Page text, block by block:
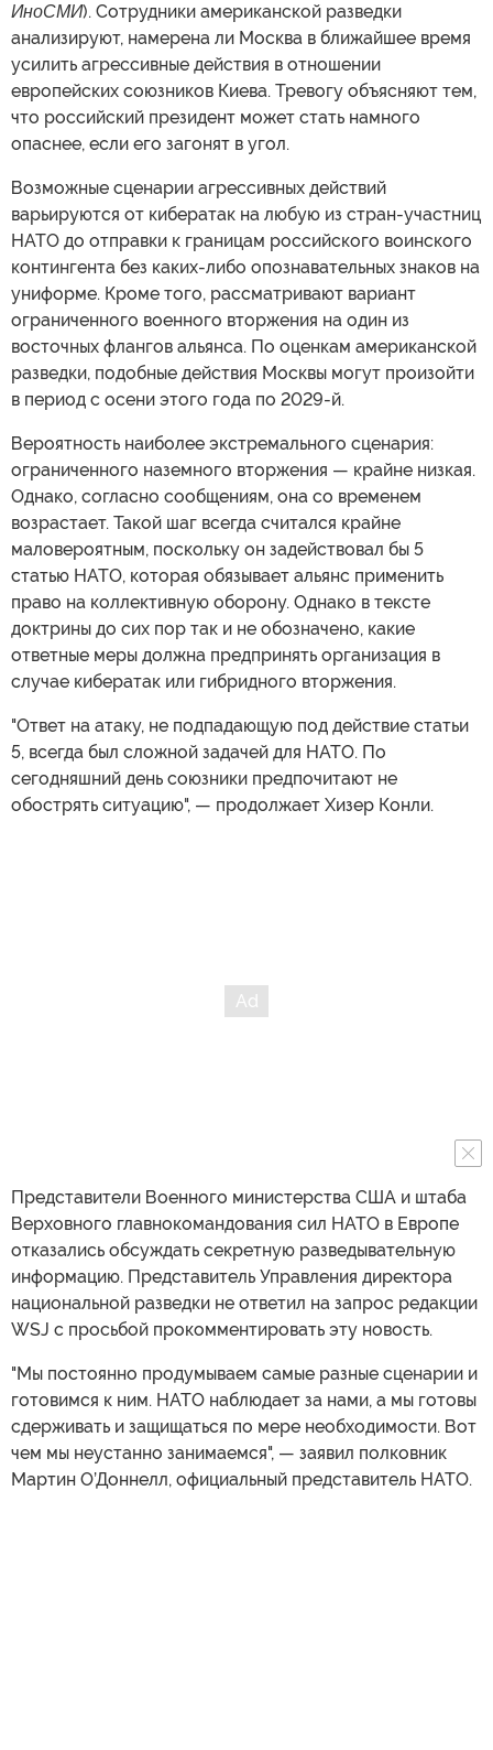
ИноСМИ). Сотрудники американской разведки
анализируют, намерена ли Москва в ближайшее время
усилить агрессивные действия в отношении
европейских союзников Киева. Тревогу объясняют тем,
что российский президент может стать намного
опаснее, если его загонят в угол.
Возможные сценарии агрессивных действий
варьируются от кибератак на любую из стран-участниц
НАТО до отправки к границам российского воинского
контингента без каких-либо опознавательных знаков на
униформе. Кроме того, рассматривают вариант
ограниченного военного вторжения на один из
восточных флангов альянса. По оценкам американской
разведки, подобные действия Москвы могут произойти
в период с осени этого года по 2029-й.
Вероятность наиболее экстремального сценария:
ограниченного наземного вторжения — крайне низкая.
Однако, согласно сообщениям, она со временем
возрастает. Такой шаг всегда считался крайне
маловероятным, поскольку он задействовал бы 5
статью НАТО, которая обязывает альянс применить
право на коллективную оборону. Однако в тексте
доктрины до сих пор так и не обозначено, какие
ответные меры должна предпринять организация в
случае кибератак или гибридного вторжения.
"Ответ на атаку, не подпадающую под действие статьи
5, всегда был сложной задачей для НАТО. По
сегодняшний день союзники предпочитают не
обострять ситуацию", — продолжает Хизер Конли.
Представители Военного министерства США и штаба
Верховного главнокомандования сил НАТО в Европе
отказались обсуждать секретную разведывательную
информацию. Представитель Управления директора
национальной разведки не ответил на запрос редакции
WSJ с просьбой прокомментировать эту новость.
"Мы постоянно продумываем самые разные сценарии и
готовимся к ним. НАТО наблюдает за нами, а мы готовы
сдерживать и защищаться по мере необходимости. Вот
чем мы неустанно занимаемся", — заявил полковник
Мартин О’Доннелл, официальный представитель НАТО.